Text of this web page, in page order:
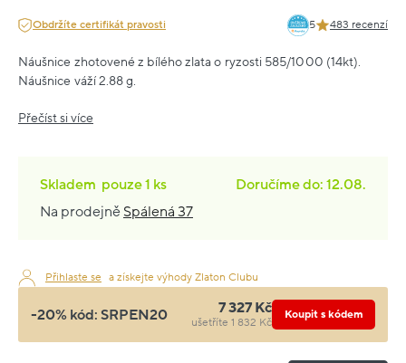
Obdržíte certifikát pravosti 5 483 recenzí
Náušnice zhotovené z bílého zlata o ryzosti 585/1000 (14kt).
Náušnice váží 2.88 g.
Přečíst si více
Skladem pouze1 ks
Doručíme do: 12.08.
Na prodejně Spálená 37
Přihlaste se a získejte výhody Zlaton Clubu
-20% kód: SRPEN20 7 327 Kč
ušetříte 1 832 Kč
Koupit s kódem